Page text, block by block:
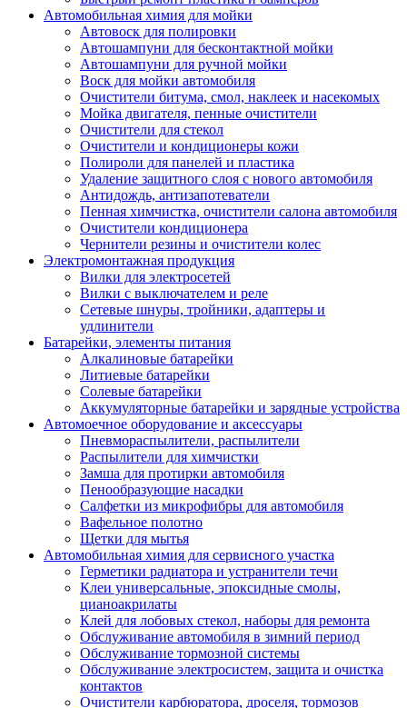
Автомобильная химия для мойки
Автовоск для полировки
Автошампуни для бесконтактной мойки
Автошампуни для ручной мойки
Воск для мойки автомобиля
Очистители битума, смол, наклеек и насекомых
Мойка двигателя, пенные очистители
Очистители для стекол
Очистители и кондиционеры кожи
Полироли для панелей и пластика
Удаление защитного слоя с нового автомобиля
Антидождь, антизапотеватели
Пенная химчистка, очистители салона автомобиля
Очистители кондиционера
Чернители резины и очистители колес
Электромонтажная продукция
Вилки для электросетей
Вилки с выключателем и реле
Сетевые шнуры, тройники, адаптеры и
удлинители
Батарейки, элементы питания
Алкалиновые батарейки
Литиевые батарейки
Солевые батарейки
Аккумуляторные батарейки и зарядные устройства
Автомоечное оборудование и аксессуары
Пневмораспылители, распылители
Распылители для химчистки
Замша для протирки автомобиля
Пенообразующие насадки
Салфетки из микрофибры для автомобиля
Вафельное полотно
Щетки для мытья
Автомобильная химия для сервисного участка
Герметики радиатора и устранители течи
Клеи универсальные, эпоксидные смолы,
цианоакрилаты
Клей для лобовых стекол, наборы для ремонта
Обслуживание автомобиля в зимний период
Обслуживание тормозной системы
Обслуживание электросистем, защита и очистка
контактов
Очистители карбюратора, дроселя, тормозов